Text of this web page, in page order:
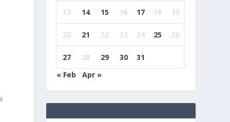
13 14 15 16 17 18 19
20 21 22 23 24 25 26
27 28 29 30
31
« Feb
Apr »